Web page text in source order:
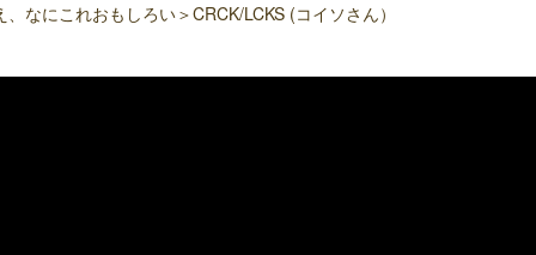
、なにこれおもしろい＞CRCK/LCKS (コイソさん）